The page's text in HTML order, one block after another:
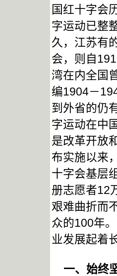
国红十字会
字运动已整
久，江苏有
会，则自
湾在内全国
编1904－
到外省的仍
字运动在中
是改革开放
布实施以来
十字会基层
册志愿者12
艰难曲折而
众的100年
业发展起着
一、始终